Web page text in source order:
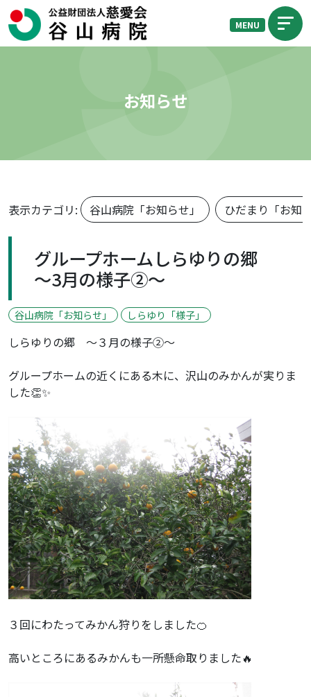
MENU
お知らせ
表示カテゴリ: 谷山病院「お知らせ」 ひだまり「お知
グループホームしらゆりの郷
～3月の様子②～
谷山病院「お知らせ」 しらゆり「様子」
しらゆりの郷 ～３月の様子②～
グループホームの近くにある木に、沢山のみかんが実りま
した👏✨
３回にわたってみかん狩りをしました🍊
高いところにあるみかんも一所懸命取りました🔥